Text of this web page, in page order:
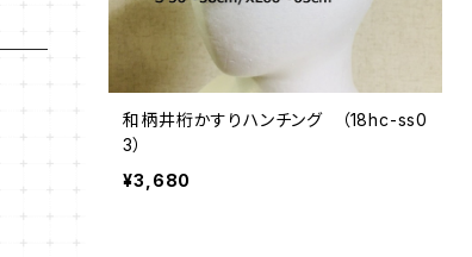
和柄井桁かすりハンチング （18hc-ss0
3）
¥3,680